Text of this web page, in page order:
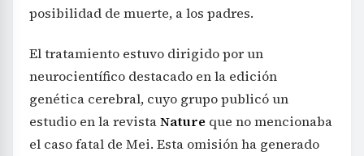
posibilidad de muerte, a los padres.
El tratamiento estuvo dirigido por un
neurocientífico destacado en la edición
genética cerebral, cuyo grupo publicó un
estudio en la revistaNature que no mencionaba
el caso fatal de Mei. Esta omisión ha generado